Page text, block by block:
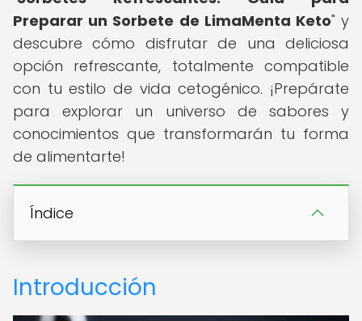
Preparar un Sorbete de LimaMenta Keto" y
descubre cómo disfrutar de una deliciosa
opción refrescante, totalmente compatible
con tu estilo de vida cetogénico. ¡Prepárate
para explorar un universo de sabores y
conocimientos que transformarán tu forma
de alimentarte!
Índice
Introducción